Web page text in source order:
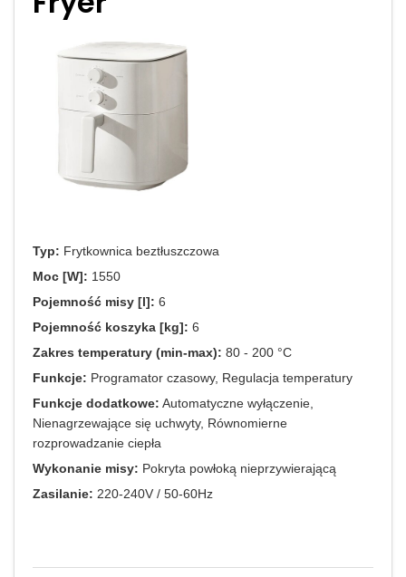
Typ: Frytkownica beztłuszczowa
Moc [W]: 1550
Pojemność misy [l]: 6
Pojemność koszyka [kg]: 6
Zakres temperatury (min-max): 80 - 200 °C
Funkcje: Programator czasowy, Regulacja temperatury
Funkcje dodatkowe: Automatyczne wyłączenie,
Nienagrzewające się uchwyty, Równomierne
rozprowadzanie ciepła
Wykonanie misy: Pokryta powłoką nieprzywierającą
Zasilanie: 220-240V / 50-60Hz